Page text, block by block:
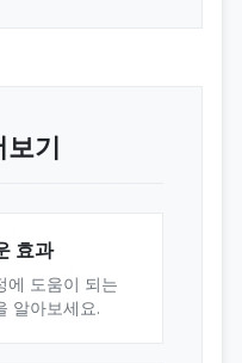
기
효과
에 도움이 되는
알아보세요.